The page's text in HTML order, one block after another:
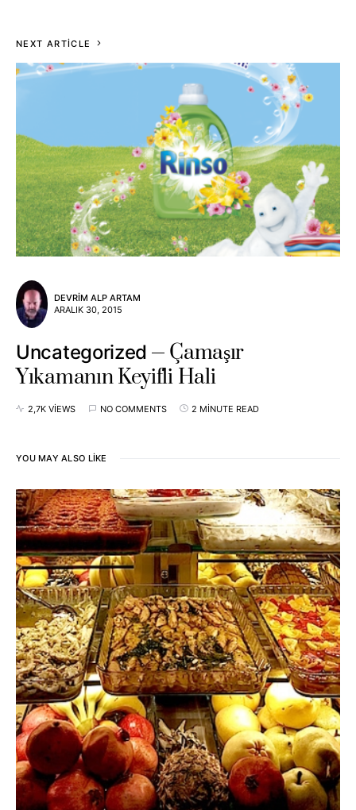
NEXT ARTICLE
DEVRIM ALP ARTAM
ARALIK 30, 2015
Uncategorized
Çamaşır
Yıkamanın Keyifli Hali
2,7K VIEWS NO COMMENTS 2 MINUTE READ
YOU MAY ALSO LIKE